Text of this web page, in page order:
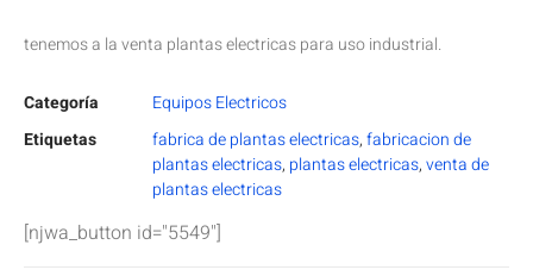
tenemos a la venta plantas electricas para uso industrial.
Categoría
Equipos Electricos
Etiquetas
fabrica de plantas electricas,fabricacion de
plantas electricas, plantas electricas,venta de
plantas electricas
[njwa_button id="5549"]